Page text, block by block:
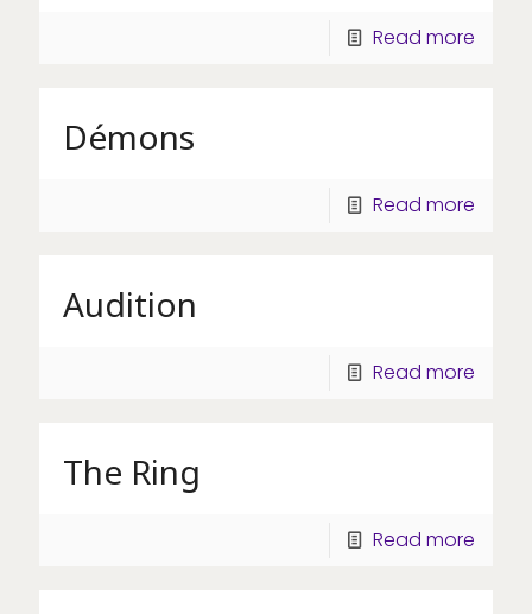
Read more
Démons
Read more
Audition
Read more
The Ring
Read more